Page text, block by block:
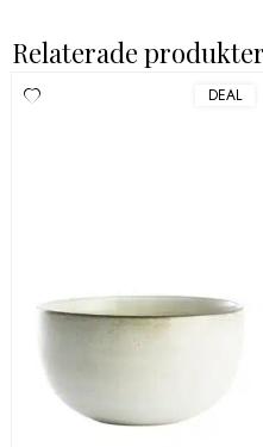
795,00 kr.
436,00 kr.
Relaterade produkter
DEAL